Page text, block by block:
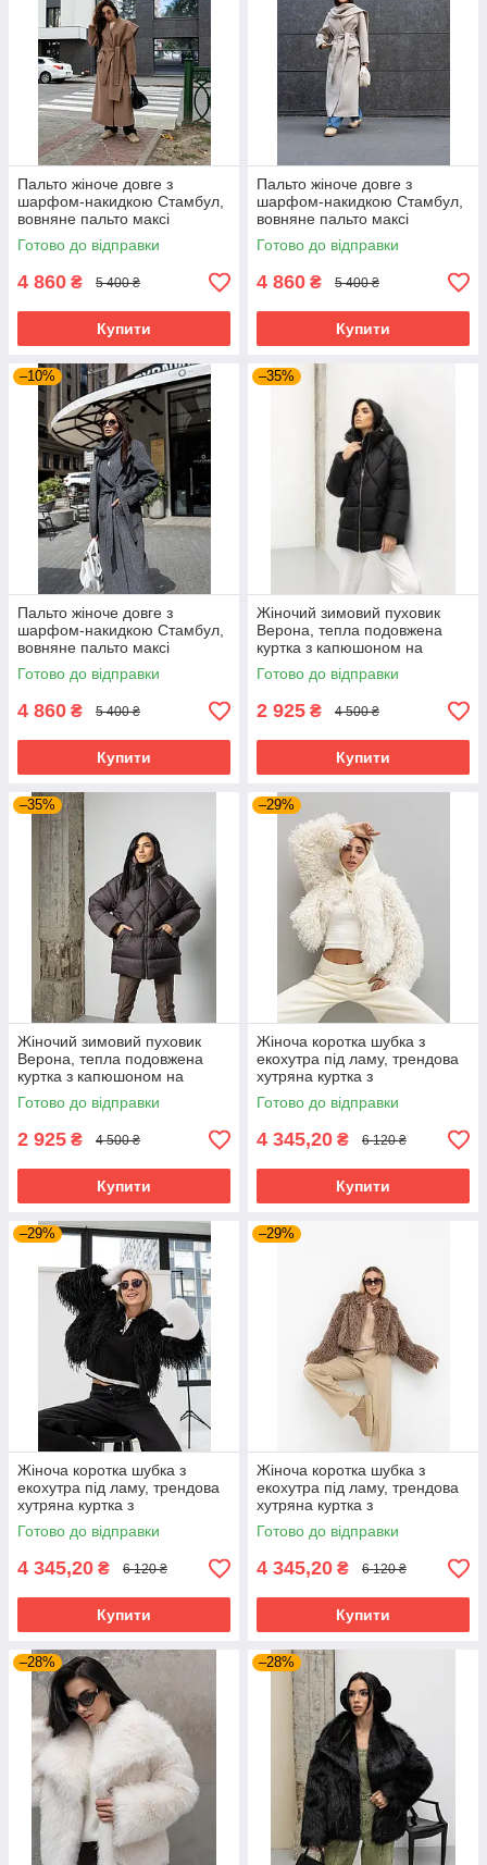
Пальто жіноче довге з
шарфом-накидкою Стамбул,
вовняне пальто максі
преміум якості 40-54 розміри
кемел
Готово до відправки
4 860 ₴ 5 400 ₴
Купити
Пальто жіноче довге з
шарфом-накидкою Стамбул,
вовняне пальто максі
преміум якості 40-54 розміри
лате
Готово до відправки
4 860 ₴ 5 400 ₴
Купити
–10%
Пальто жіноче довге з
шарфом-накидкою Стамбул,
вовняне пальто максі
преміум якості 40-54 розміри
синє
Готово до відправки
4 860 ₴ 5 400 ₴
Купити
–35%
Жіночий зимовий пуховик
Верона, тепла подовжена
куртка з капюшоном на
біопуху Huvis,
водовідштовхувальний пуфер
Готово до відправки
2 925 ₴ 4 500 ₴
Купити
–35%
Жіночий зимовий пуховик
Верона, тепла подовжена
куртка з капюшоном на
біопуху Huvis,
водовідштовхувальний пуфер
Готово до відправки
2 925 ₴ 4 500 ₴
Купити
–29%
Жіноча коротка шубка з
екохутра під ламу, трендова
хутряна куртка з
утеплювачем Slimtex 42–48
біла
Готово до відправки
4 345,20 ₴ 6 120 ₴
Купити
–29%
Жіноча коротка шубка з
екохутра під ламу, трендова
хутряна куртка з
утеплювачем Slimtex 42–48
чорна
Готово до відправки
4 345,20 ₴ 6 120 ₴
Купити
–29%
Жіноча коротка шубка з
екохутра під ламу, трендова
хутряна куртка з
утеплювачем Slimtex 42–48
пудрова
Готово до відправки
4 345,20 ₴ 6 120 ₴
Купити
–28% –28%